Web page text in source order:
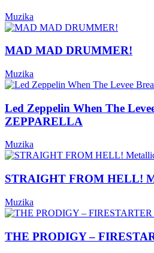
Muzika
MAD MAD DRUMMER!
Muzika
Led Zeppelin When The
ZEPPARELLA
Muzika
STRAIGHT FROM HELL!
Muzika
THE PRODIGY –